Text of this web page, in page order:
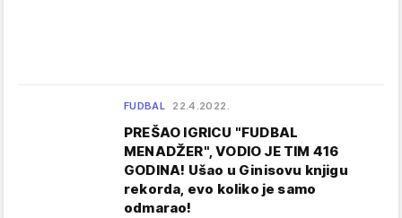
FUDBAL 22.4.2022.
PREŠAO IGRICU "FUDBAL
MENADŽER", VODIO JE TIM 416
GODINA! Ušao u Ginisovu knjigu
rekorda, evo koliko je samo
odmarao!